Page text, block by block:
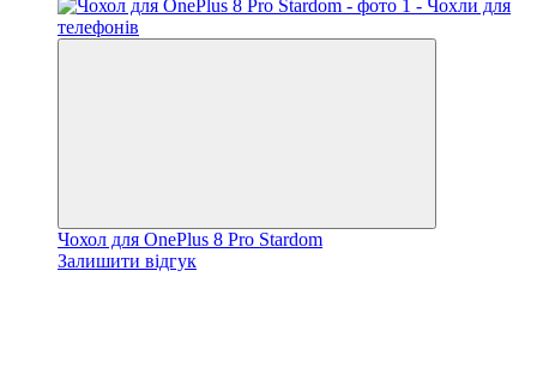
Чохол для OnePlus 8 Pro Stardom
Залишити відгук